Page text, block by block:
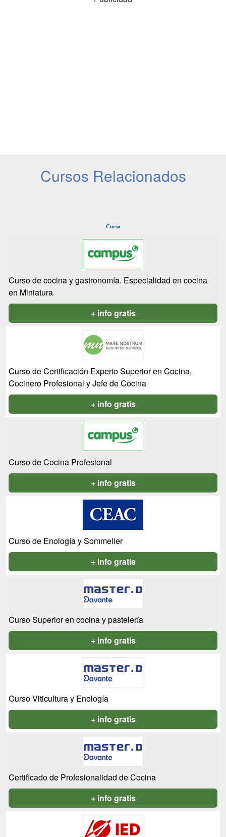
Cursos Relacionados
Curso
Curso de cocina y gastronomía. Especialidad en cocina
en Miniatura
+ info gratis
Curso de Certificación Experto Superior en Cocina,
Cocinero Profesional y Jefe de Cocina
+ info gratis
Curso de Cocina Profesional
+ info gratis
Curso de Enología y Sommelier
+ info gratis
Curso Superior en cocina y pastelería
+ info gratis
Curso Viticultura y Enología
+ info gratis
Certificado de Profesionalidad de Cocina
+ info gratis